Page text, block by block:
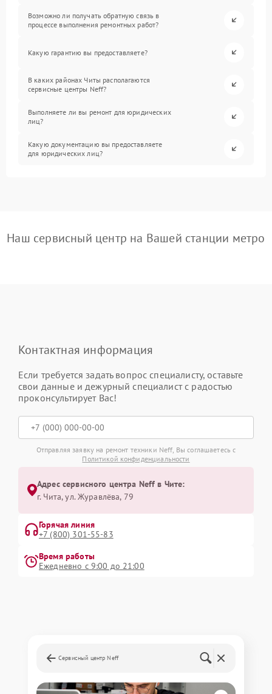
Возможно ли получать обратную связь в
процессе выполнения ремонтных работ?
Какую гарантию вы предоставляете?
В каких районах Читы располагаются
сервисные центры Neff?
Выполняете ли вы ремонт для юридических
лиц?
Какую документацию вы предоставляете
для юридических лиц?
Наш сервисный центр на Вашей станции метро
Контактная информация
Если требуется задать вопрос специалисту, оставьте
свои данные и дежурный специалист с радостью
проконсультирует Вас!
Отправляя заявку на ремонт техники Neff, Вы соглашаетесь с
Политикой конфиденциальности
Адрес сервисного центра Neff в Чите:
г. Чита, ул. Журавлёва, 79
Горячая линия
+7 (800) 301-55-83
Время работы
Ежедневно с 9:00 до 21:00
Сервисный центр Neff